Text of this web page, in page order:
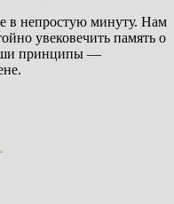
в непростую минуту. Нам
увековечить память о
принципы —